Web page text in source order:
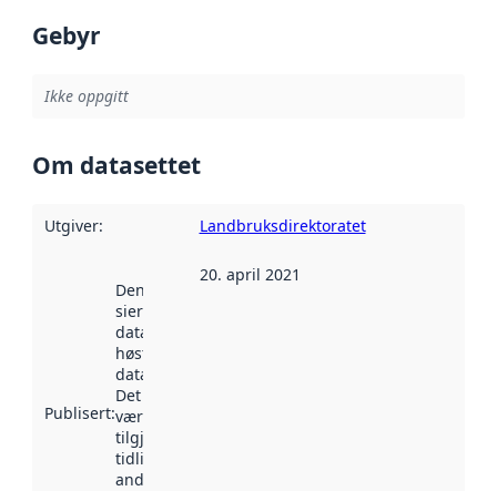
Gebyr
Ikke oppgitt
Om datasettet
Utgiver: Landbruksdirektoratet
Publisert:
Denne datoen
sier når
datasettet ble
høstet av
data.norge.no.
Det kan ha
vært
tilgjengelig
tidligere
andre steder.
20. april 2021